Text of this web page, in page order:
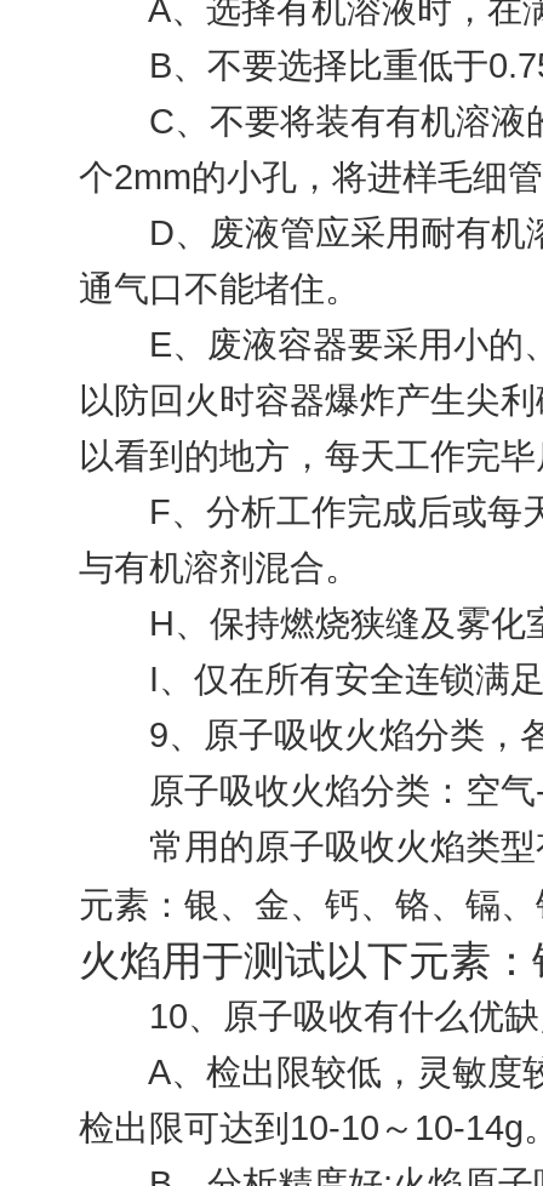
A、选择有机溶液时，在
B、不要选择比重低于
C、不要将装有有机溶液的
个2mm的小孔，将进样毛细
D、废液管应采用耐有机溶
通气口不能堵住。
E、废液容器要采用小的、
以防回火时容器爆炸产生尖
以看到的地方，每天工作完
F、分析工作完成后或每天
与有机溶剂混合。
H、保持燃烧狭缝及雾化
I、仅在所有安全连锁满足
9、原子吸收火焰分类，
原子吸收火焰分类：空气-
常用的原子吸收火焰类型
元素：银、金、钙、铬、镉
火焰用于测试以下元素
10、原子吸收有什么优缺
A、检出限较低，灵敏度较
检出限可达到10-10～10-14g